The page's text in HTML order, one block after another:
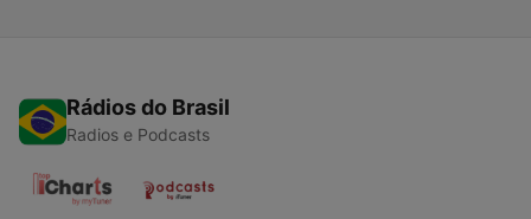
Rádios do Brasil
Radios e Podcasts